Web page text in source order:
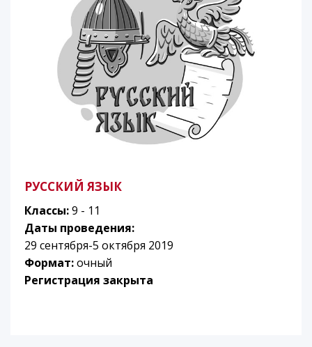
РУССКИЙ ЯЗЫК
Классы:9 - 11
Даты проведения:
29 сентября-5 октября 2019
Формат:очный
Регистрация закрыта